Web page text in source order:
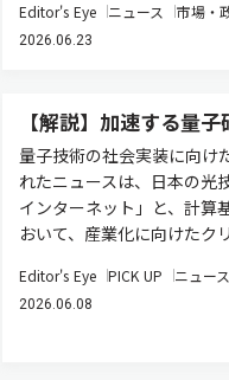
Editor's Eye ニュース 市場・
2026.06.23
【解説】加速する量
量子技術の社会実装に向け
れたニュースは、日本の光
インターネット」と、計算
おいて、産業化に向けたク
Editor's Eye PICK UP ニュース
2026.06.08